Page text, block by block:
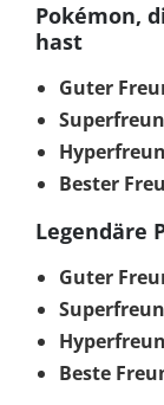
Pokémon,
hast
Guter
Bester
Legendäre
Guter
Beste